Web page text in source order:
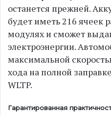
останется прежней.
будет иметь 216 ячеек
модулях и сможет
электроэнергии.
максимальной
хода на полной
WLTP.
Гарантированная